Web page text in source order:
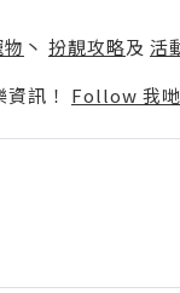
丶 扮靚攻略及 活
訊！ Follow 我哋